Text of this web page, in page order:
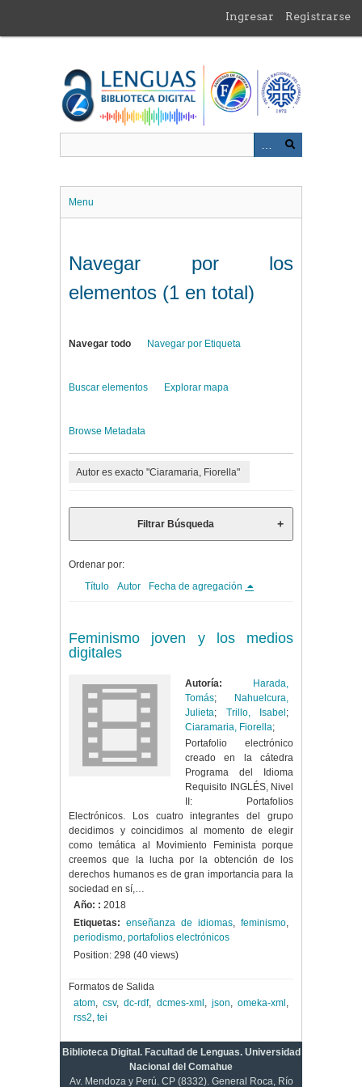
contenido
Ingresar Registrarse
Menu
Navegar por los
elementos (1 en total)
Navegar todo Navegar por Etiqueta
Buscar elementos Explorar mapa
Browse Metadata
Autor es exacto "Ciaramaria, Fiorella"
Filtrar Búsqueda
Ordenar por:
Título
Autor Fecha de agregación
Feminismo joven y los medios
digitales
Autoría:
Harada,
Tomás;
Nahuelcura,
Julieta; Trillo, Isabel ;
Ciaramaria, Fiorella;
Portafolio electrónico
creado en la cátedra
Programa del Idioma
Requisito INGLÉS, Nivel
II: Portafolios
Electrónicos. Los cuatro integrantes del grupo
decidimos y coincidimos al momento de elegir
como temática al Movimiento Feminista porque
creemos que la lucha por la obtención de los
derechos humanos es de gran importancia para la
sociedad en sí,…
Año: : 2018
Etiquetas: enseñanza de idiomas, feminismo,
periodismo, portafolios electrónicos
Position: 298 (40 views)
Formatos de Salida
atom,csv,dc-rdf, dcmes-xml , json,omeka-xml ,
rss2, tei
Biblioteca Digital. Facultad de Lenguas. Universidad
Nacional del Comahue
Av. Mendoza y Perú. CP (8332). General Roca, Río